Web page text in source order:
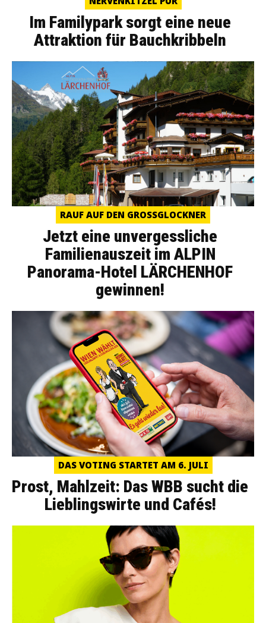
Im Familypark sorgt eine neue
Attraktion für Bauchkribbeln
RAUF AUF DEN GROSSGLOCKNER
Jetzt eine unvergessliche
Familienauszeit im ALPIN
Panorama-Hotel LÄRCHENHOF
gewinnen!
DAS VOTING STARTET AM 6. JULI
Prost, Mahlzeit: Das WBB sucht die
Lieblingswirte und Cafés!